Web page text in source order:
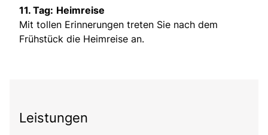
11. Tag: Heimreise
Mit tollen Erinnerungen treten Sie nach dem
Frühstück die Heimreise an.
Leistungen